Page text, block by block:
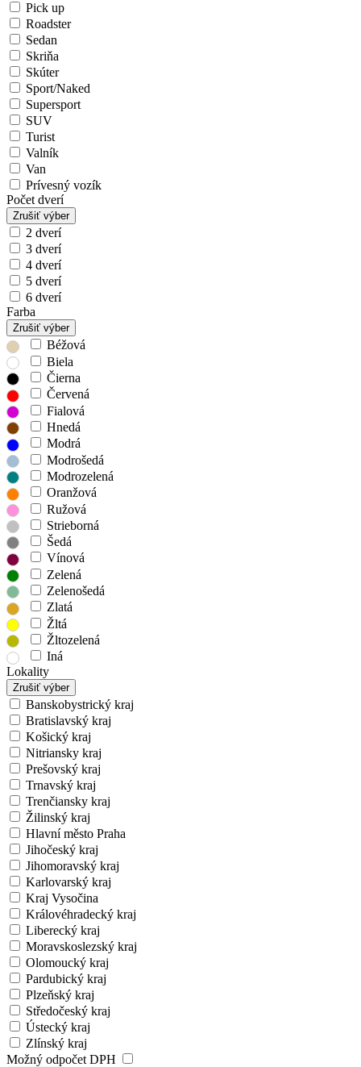
Pick up
Roadster
Sedan
Skriňa
Skúter
Sport/Naked
Supersport
SUV
Turist
Valník
Van
Prívesný vozík
Počet dverí
Zrušiť výber
2 dverí
3 dverí
4 dverí
5 dverí
6 dverí
Farba
Zrušiť výber
Béžová
Biela
Čierna
Červená
Fialová
Hnedá
Modrá
Modrošedá
Modrozelená
Oranžová
Ružová
Strieborná
Šedá
Vínová
Zelená
Zelenošedá
Zlatá
Žltá
Žltozelená
Iná
Lokality
Zrušiť výber
Banskobystrický kraj
Bratislavský kraj
Košický kraj
Nitriansky kraj
Prešovský kraj
Trnavský kraj
Trenčiansky kraj
Žilinský kraj
Hlavní město Praha
Jihočeský kraj
Jihomoravský kraj
Karlovarský kraj
Kraj Vysočina
Královéhradecký kraj
Liberecký kraj
Moravskoslezský kraj
Olomoucký kraj
Pardubický kraj
Plzeňský kraj
Středočeský kraj
Ústecký kraj
Zlínský kraj
Možný odpočet DPH